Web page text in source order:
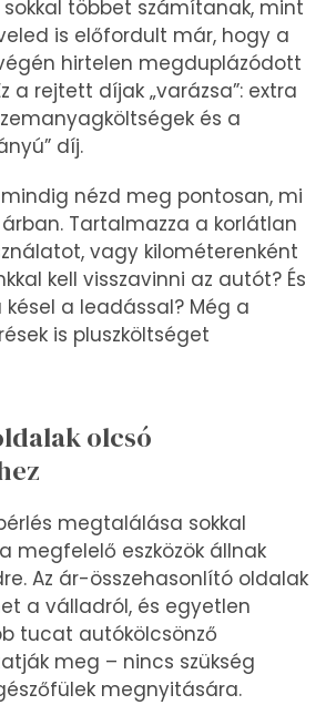
sokkal többet számítanak, mint
is előfordult már, hogy a
hirtelen megduplázódott
a rejtett díjak „varázsa”: extra
és a
díj.
nézd meg pontosan, mi
Tartalmazza a korlátlan
vagy kilométerenként
kell visszavinni az autót? És
a leadással? Még a
is pluszköltséget
olcsó
megtalálása sokkal
megfelelő eszközök állnak
Az ár-összehasonlító oldalak
a válladról, és egyetlen
tucat autókölcsönző
meg – nincs szükség
megnyitására.